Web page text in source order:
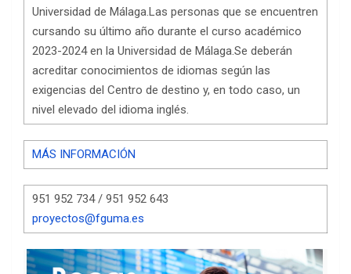
Universidad de Málaga.Las personas que se encuentren
cursando su último año durante el curso académico
2023-2024 en la Universidad de Málaga.Se deberán
acreditar conocimientos de idiomas según las
exigencias del Centro de destino y, en todo caso, un
nivel elevado del idioma inglés.­
MÁS INFORMACIÓN
951 952 734 / 951 952 643
proyectos@fguma.es